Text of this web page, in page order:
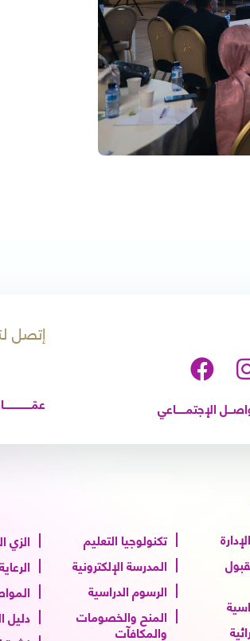
الإجتمــــــاعي
إتصل
عمّـــــــــــــــــان –
تكنولوجيا التعليم
المدرسة الإلكترونية
الرسوم الدراسية
المنح والخصومات
والمكافآت
الزي
دليل